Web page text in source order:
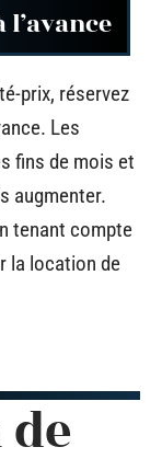
prix, réservez
Les
fins de mois et
augmenter.
tenant compte
la location de